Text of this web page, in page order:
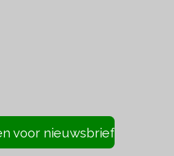
voor nieuwsbrief